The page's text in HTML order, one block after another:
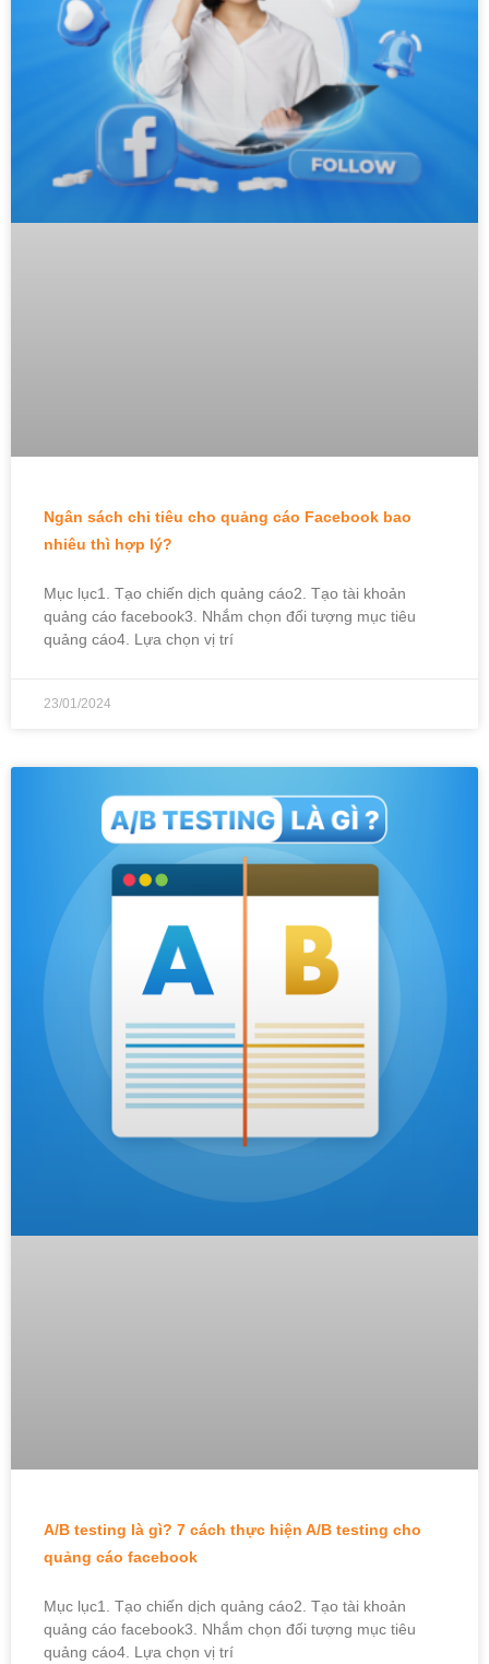
Ngân sách chi tiêu cho quảng cáo Facebook bao
nhiêu thì hợp lý?
Mục lục1. Tạo chiến dịch quảng cáo2. Tạo tài khoản
quảng cáo facebook3. Nhắm chọn đối tượng mục tiêu
quảng cáo4. Lựa chọn vị trí
23/01/2024
A/B testing là gì? 7 cách thực hiện A/B testing cho
quảng cáo facebook
Mục lục1. Tạo chiến dịch quảng cáo2. Tạo tài khoản
quảng cáo facebook3. Nhắm chọn đối tượng mục tiêu
quảng cáo4. Lựa chọn vị trí